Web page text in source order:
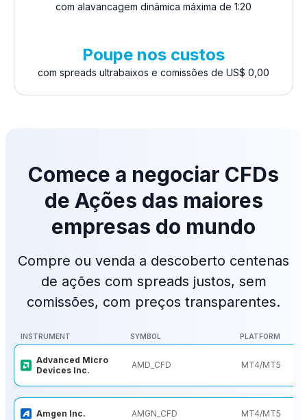
com alavancagem dinâmica máxima de 1:20
Poupe nos custos
com spreads ultrabaixos e comissões de US$ 0,00
Comece a negociar CFDs
de Ações das maiores
empresas do mundo
Compre ou venda a descoberto centenas
de ações com spreads justos, sem
comissões, com preços transparentes.
INSTRUMENT SYMBOL PLATFORM
INSTRUMENT SYMBOL PLATFORM
Advanced Micro
Devices Inc.
AMD_CFD MT4/MT5
Amgen Inc. AMGN_CFD MT4/MT5